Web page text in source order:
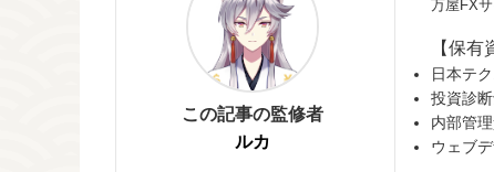
この記事の監修者
ルカ
万屋FX
【保有
日本テ
投資診
内部管
ウェブ